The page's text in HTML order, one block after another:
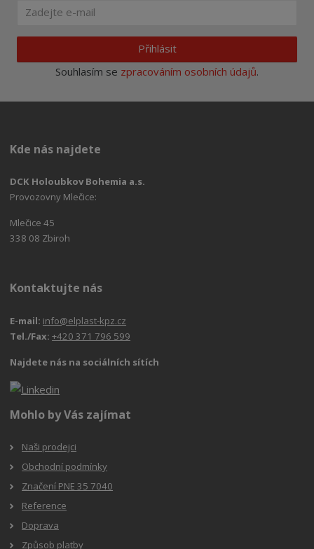
Přihlásit
Souhlasím se zpracováním osobních údajů.
Kde nás najdete
DCK Holoubkov Bohemia a.s.
Provozovny Mlečice:
Mlečice 45
338 08 Zbiroh
Kontaktujte nás
E-mail: info@elplast-kpz.cz
Tel./Fax:+420 371 796 599
Najdete nás na sociálních sítích
Mohlo by Vás zajímat
Naši prodejci
Obchodní podmínky
Značení PNE 35 7040
Reference
Doprava
Způsob platby